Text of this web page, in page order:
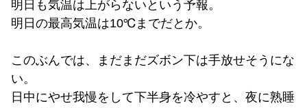
明日も気温は上がらないという予報。
明日の最高気温は10℃までだとか。
このぶんでは、まだまだズボン下は手放せそうにな
い。
日中にやせ我慢をして下半身を冷やすと、夜に熟睡